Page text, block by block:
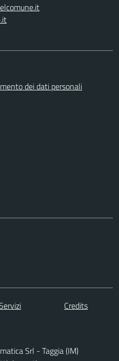
dei dati personali
Credits
Srl - Taggia (IM)